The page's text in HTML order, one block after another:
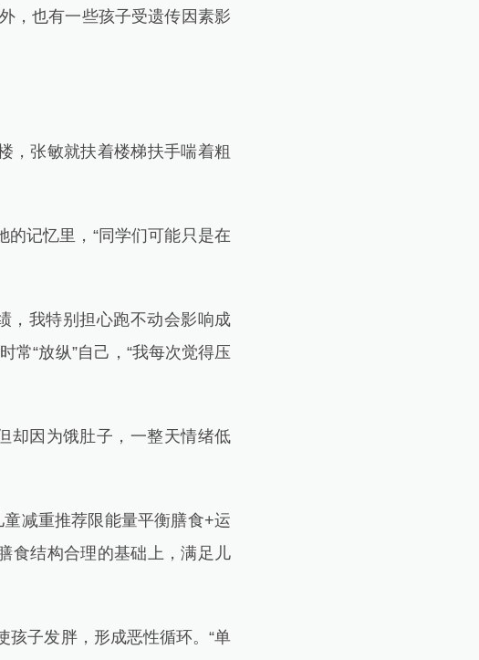
，也有一些孩子受遗传因素影
张敏就扶着楼梯扶手喘着粗
记忆里，“同学们可能只是在
我特别担心跑不动会影响成
常“放纵”自己，“我每次觉得压
却因为饿肚子，一整天情绪低
减重推荐限能量平衡膳食+运
食结构合理的基础上，满足儿
子发胖，形成恶性循环。“单